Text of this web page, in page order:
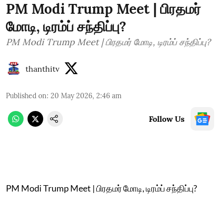
PM Modi Trump Meet | பிரதமர்
மோடி, டிரம்ப் சந்திப்பு?
PM Modi Trump Meet | பிரதமர் மோடி, டிரம்ப் சந்திப்பு?
thanthitv
Published on: 20 May 2026, 2:46 am
Follow Us
PM Modi Trump Meet | பிரதமர் மோடி, டிரம்ப் சந்திப்பு?